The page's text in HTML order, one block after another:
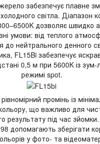
забезпечує плавне
світла. Діапазон
дозволяє швидко
умови: від теплого
до нейтрального денного
FL15Bi забезпечує
0,5 м при 5600K із зум-
режимі spot.
промінь із
що важливо для
результату під час зйомки.
допомагають зберігати
у фото- та